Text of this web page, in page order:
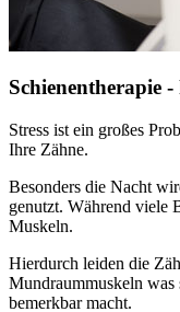
Schienentherapie
Stress ist ein großes
Ihre Zähne.
Besonders die Nacht
genutzt. Während viele
Muskeln.
Hierdurch leiden die
Mundraummuskeln was
bemerkbar macht.